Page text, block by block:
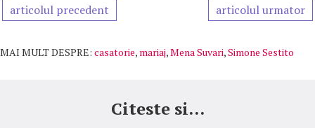
articolul precedent articolul urmator
MAI MULT DESPRE: casatorie, mariaj,Mena Suvari,Simone Sestito
Citeste si...